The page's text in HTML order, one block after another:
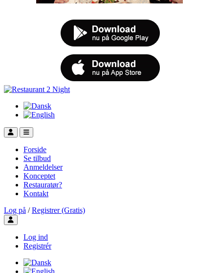
Forside
Se tilbud
Anmeldelser
Konceptet
Restauratør?
Kontakt
Log på / Registrer (Gratis)
Toggle user menu
Log ind
Registrér